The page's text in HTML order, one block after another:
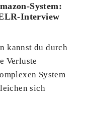
System:
Interview
kannst du durch
Verluste
System
sich